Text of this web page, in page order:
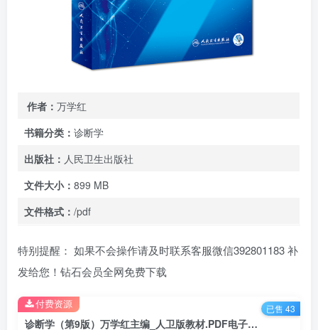
作者： 万学红
书籍分类： 诊断学
出版社： 人民卫生出版社
文件大小： 899 MB
文件格式： /pdf
特别提醒： 如果不会操作请及时联系客服微信392801183 补
发给您！钻石会员全网免费下载
诊断学（第9版）万学红主编_人卫版教材.PDF电子书下载
付费资源 已售 43